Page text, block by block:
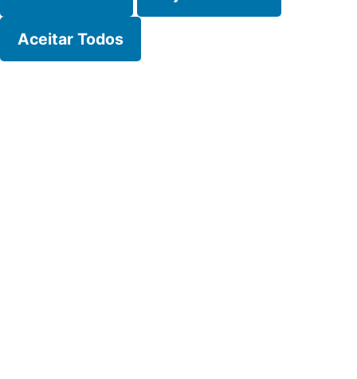
Aceitar Todos